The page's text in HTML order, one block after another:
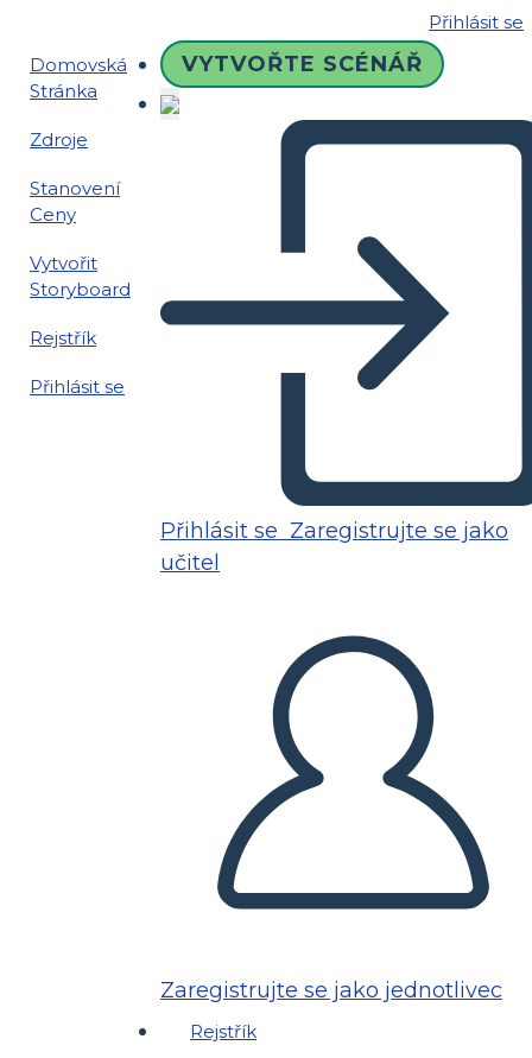
Přihlásit se
Domovská
Stránka
Zdroje
Stanovení
Ceny
Vytvořit
Storyboard
Rejstřík
Přihlásit se
VYTVOŘTE SCÉNÁŘ
Přihlásit se Zaregistrujte se jako
učitel
Zaregistrujte se jako jednotlivec
Rejstřík